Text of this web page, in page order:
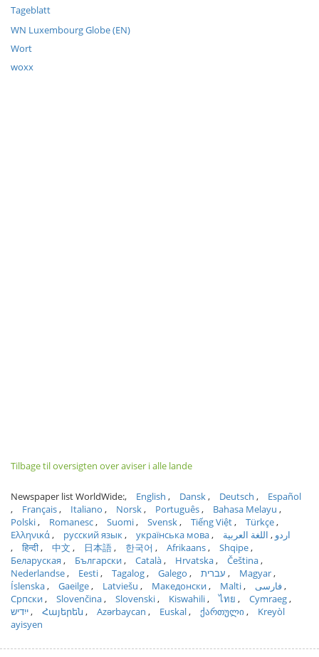
Tageblatt
WN Luxembourg Globe (EN)
Wort
woxx
Tilbage til oversigten over aviser i alle lande
Newspaper list WorldWide: English Dansk Deutsch
Español
Français
Italiano Norsk Português
Bahasa Melayu
Polski
Romanesc Suomi Svensk Tiếng Việt
Türkçe
Ελληνικά
русский язык українська мова اردو
اللغة العربية
हिन्दी
中文 日本語 한국어 Afrikaans
Shqipe
Беларуская
Български Català Hrvatska
Čeština
Nederlandse
Eesti Tagalog Galego עברית
Magyar
Íslenska
Gaeilge Latviešu Македонски Malti
فارسی
Српски
Slovenčina Slovenski Kiswahili ไทย
Cymraeg
ייִדיש
Հայերեն Azərbaycan Euskal ქართული
Kreyòl
ayisyen